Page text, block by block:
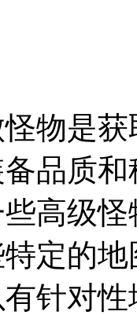
物是
品质
高级
定的
针对